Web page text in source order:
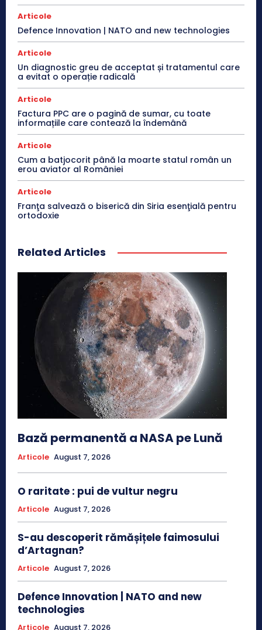
Articole
Defence Innovation | NATO and new technologies
Articole
Un diagnostic greu de acceptat și tratamentul care
a evitat o operație radicală
Articole
Factura PPC are o pagină de sumar, cu toate
informațiile care contează la îndemână
Articole
Cum a batjocorit până la moarte statul român un
erou aviator al României
Articole
Franţa salvează o biserică din Siria esenţială pentru
ortodoxie
Related Articles
Bază permanentă a NASA pe Lună
Articole August 7, 2026
O raritate : pui de vultur negru
Articole August 7, 2026
S-au descoperit rămășițele faimosului
d’Artagnan?
Articole August 7, 2026
Defence Innovation | NATO and new
technologies
Articole August 7, 2026